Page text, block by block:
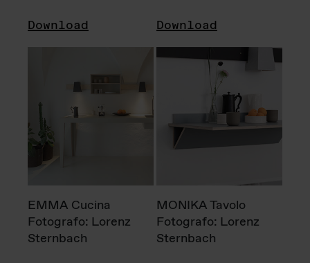
Download Download
EMMA Cucina
Fotografo: Lorenz
Sternbach
MONIKA Tavolo
Fotografo: Lorenz
Sternbach